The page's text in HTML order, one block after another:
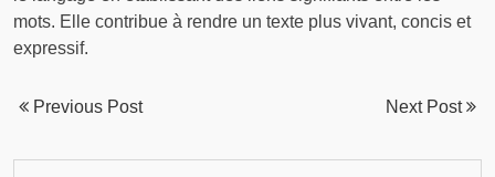
mots. Elle contribue à rendre un texte plus vivant, concis et
expressif.
Previous Post Next Post